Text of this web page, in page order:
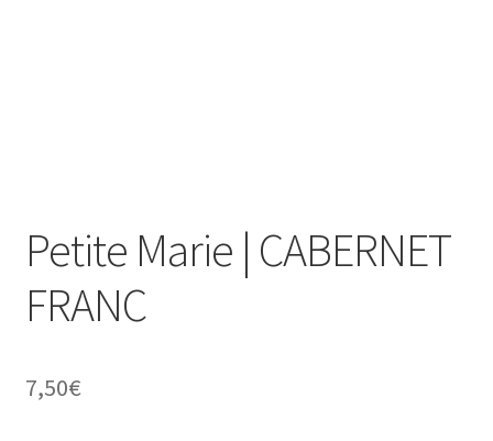
Petite Marie | CABERNET
FRANC
7,50€